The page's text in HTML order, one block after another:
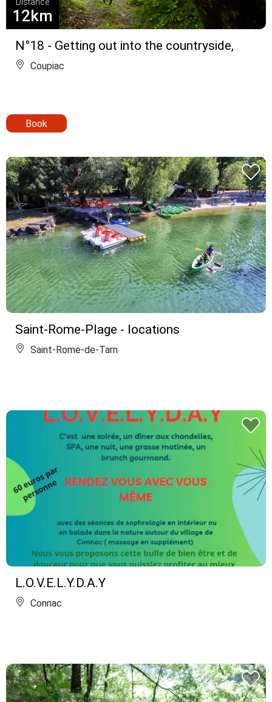
N°18 - Getting out into the countryside,
12km
Coupiac
Book
Saint-Rome-Plage - locations
Saint-Rome-de-Tarn
L.O.V.E.L.Y.D.A.Y
Connac